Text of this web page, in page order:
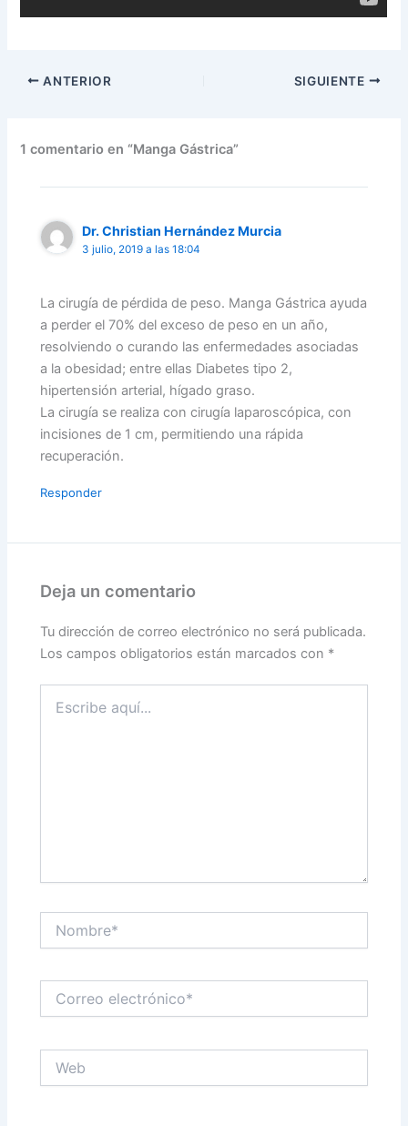
ANTERIOR SIGUIENTE
1 comentario en “Manga Gástrica”
Dr. Christian Hernández Murcia
3 julio, 2019 a las 18:04
La cirugía de pérdida de peso. Manga Gástrica ayuda
a perder el 70% del exceso de peso en un año,
resolviendo o curando las enfermedades asociadas
a la obesidad; entre ellas Diabetes tipo 2,
hipertensión arterial, hígado graso.
La cirugía se realiza con cirugía laparoscópica, con
incisiones de 1 cm, permitiendo una rápida
recuperación.
Responder
Deja un comentario
Tu dirección de correo electrónico no será publicada.
Los campos obligatorios están marcados con *
aquí...
electrónico*